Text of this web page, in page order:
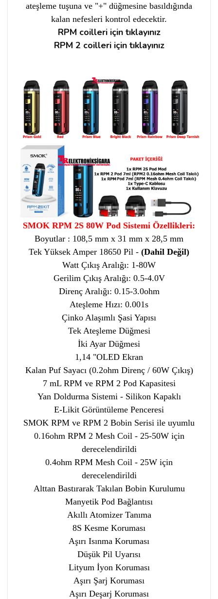
ateşleme tuşuna ve "+" düğmesine basıldığında
kalan nefesleri kontrol edecektir.
RPM coilleri için tıklayınız
RPM 2 coilleri için tıklayınız
SMOK RPM 2S 80W Pod Sistemi Özellikleri:
Boyutlar : 108,5 mm x 31 mm x 28,5 mm
Tek Yüksek Amper 18650 Pil - (Dahil Değil)
Watt Çıkış Aralığı: 1-80W
Gerilim Çıkış Aralığı: 0.5-4.0V
Direnç Aralığı: 0.15-3.0ohm
Ateşleme Hızı: 0.001s
Çinko Alaşımlı Şasi Yapısı
Tek Ateşleme Düğmesi
İki Ayar Düğmesi
1,14 "OLED Ekran
Kalan Puf Sayacı (0.2ohm Direnç / 60W Çıkış)
7 mL RPM ve RPM 2 Pod Kapasitesi
Yan Doldurma Sistemi - Silikon Kapaklı
E-Likit Görüntüleme Penceresi
SMOK RPM ve RPM 2 Bobin Serisi ile uyumlu
0.16ohm RPM 2 Mesh Coil - 25-50W için
derecelendirildi
0.4ohm RPM Mesh Coil - 25W için
derecelendirildi
Alttan Bastırarak Takılan Bobin Kurulumu
Manyetik Pod Bağlantısı
Akıllı Atomizer Tanıma
8S Kesme Koruması
Aşırı Isınma Koruması
Düşük Pil Uyarısı
Lityum İyon Koruması
Aşırı Şarj Koruması
Aşırı Deşarj Koruması